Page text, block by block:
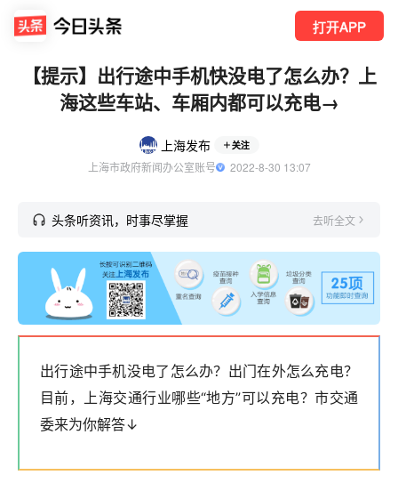
打开APP
【提示】出行途中手机快没电了怎么办？上
海这些车站、车厢内都可以充电→
上海发布 关注
上海市政府新闻办公室账号
  2022-8-30 13:07
头条听资讯，时事尽掌握 去听全文
出行途中手机没电了怎么办？出门在外怎么充电？
目前，上海交通行业哪些“地方”可以充电？市交通
委来为你解答↓